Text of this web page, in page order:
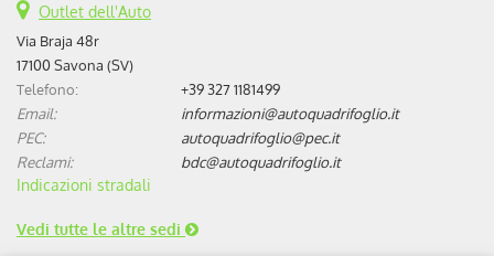
Outlet dell'Auto
Via Braja 48r
17100 Savona (SV)
Telefono:
+39 327 1181499
Email:
informazioni@autoquadrifoglio.it
PEC:
autoquadrifoglio@pec.it
Reclami:
bdc@autoquadrifoglio.it
Indicazioni stradali
Vedi tutte le altre sedi